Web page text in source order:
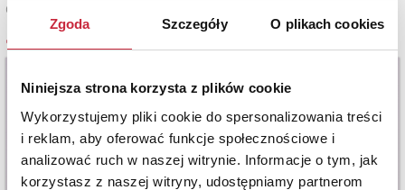
Zgoda Szczegóły O plikach cookies
Niniejsza strona korzysta z plików cookie
Wykorzystujemy pliki cookie do spersonalizowania treści
i reklam, aby oferować funkcje społecznościowe i
analizować ruch w naszej witrynie. Informacje o tym, jak
korzystasz z naszej witryny, udostępniamy partnerom
Cena oferowana
4 500 zł